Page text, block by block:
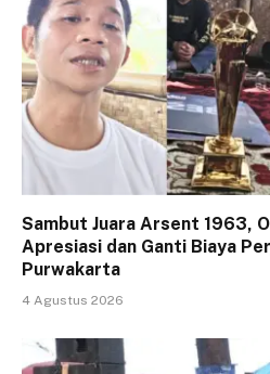
Sambut Juara Arsent 1963,
Apresiasi dan Ganti Biaya
Purwakarta
4 Agustus 2026